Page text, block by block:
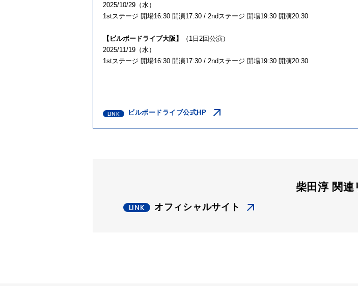
2025/10/29（水）
1stステージ 開場16:30 開演17:30 / 2ndステージ 開場19:30 開演20:30
【ビルボードライブ大阪】
（1日2回公演）
2025/11/19（水）
1stステージ 開場16:30 開演17:30 / 2ndステージ 開場19:30 開演20:30
ビルボードライブ公式HP
柴田淳 関連
オフィシャルサイト